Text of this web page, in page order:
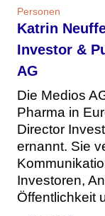
Personen
Katrin
Investor &
AG
Die Medios
Pharma in
Director
ernannt. Sie
Investoren,
Öffentlichkeit